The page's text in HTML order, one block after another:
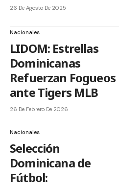
26 De Agosto De 2025
Nacionales
LIDOM: Estrellas
Dominicanas
Refuerzan Fogueos
ante Tigers MLB
26 De Febrero De 2026
Nacionales
Selección
Dominicana de
Fútbol: